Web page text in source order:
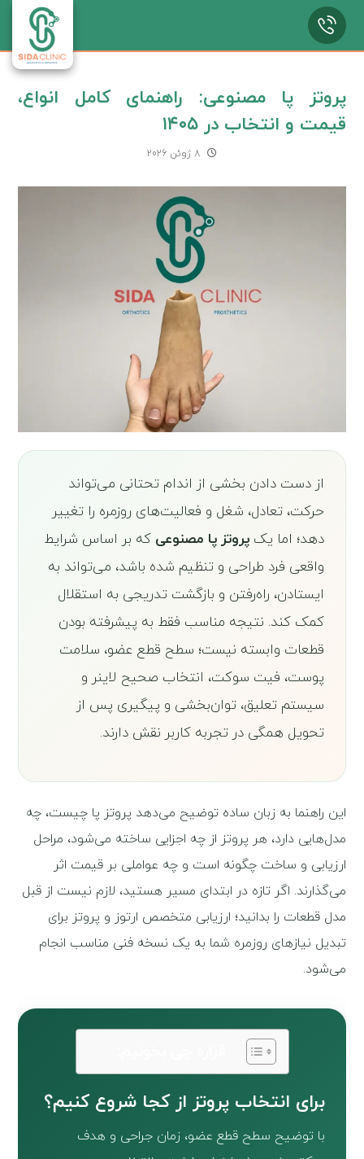
پروتز پا مصنوعی: راهنمای کامل انواع،
قیمت و انتخاب در ۱۴۰۵
8 ژوئن 2026
از دست دادن بخشی از اندام تحتانی می‌تواند
حرکت، تعادل، شغل و فعالیت‌های روزمره را تغییر
دهد؛ اما یکپروتز پا مصنوعی که بر اساس شرایط
واقعی فرد طراحی و تنظیم شده باشد، می‌تواند به
ایستادن، راه‌رفتن و بازگشت تدریجی به استقلال
کمک کند. نتیجه مناسب فقط به پیشرفته بودن
قطعات وابسته نیست؛ سطح قطع عضو، سلامت
پوست، فیت سوکت، انتخاب صحیح لاینر و
سیستم تعلیق، توان‌بخشی و پیگیری پس از
تحویل همگی در تجربه کاربر نقش دارند.
این راهنما به زبان ساده توضیح می‌دهد پروتز پا چیست، چه
مدل‌هایی دارد، هر پروتز از چه اجزایی ساخته می‌شود، مراحل
ارزیابی و ساخت چگونه است و چه عواملی بر قیمت اثر
می‌گذارند. اگر تازه در ابتدای مسیر هستید، لازم نیست از قبل
مدل قطعات را بدانید؛ ارزیابی متخصص ارتوز و پروتز برای
تبدیل نیازهای روزمره شما به یک نسخه فنی مناسب انجام
می‌شود.
برای انتخاب پروتز از کجا شروع کنیم؟
با توضیح سطح قطع عضو، زمان جراحی و هدف